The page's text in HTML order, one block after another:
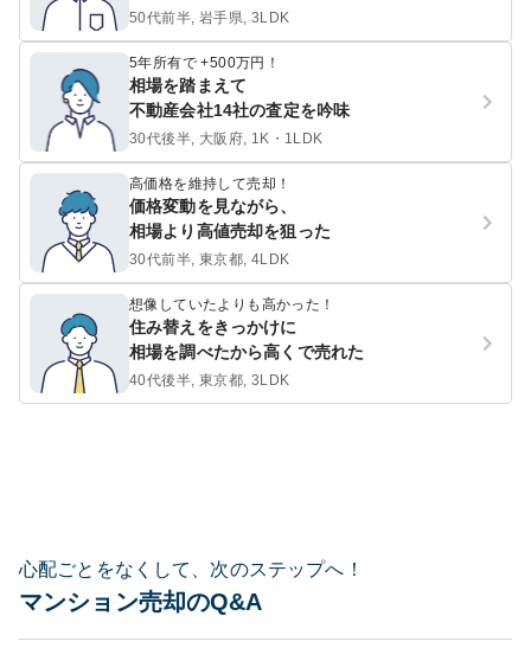
50代前半, 岩手県, 3LDK
5年所有で +500万円！
相場を踏まえて
不動産会社14社の査定を吟味
30代後半, 大阪府, 1K・1LDK
高価格を維持して売却！
価格変動を見ながら、
相場より高値売却を狙った
30代前半, 東京都, 4LDK
想像していたよりも高かった！
住み替えをきっかけに
相場を調べたから高くで売れた
40代後半, 東京都, 3LDK
心配ごとをなくして、次のステップへ！
マンション売却のQ&A